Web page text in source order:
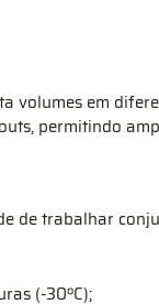
volumes em
permitindo
de trabalhar
(-30ºC);